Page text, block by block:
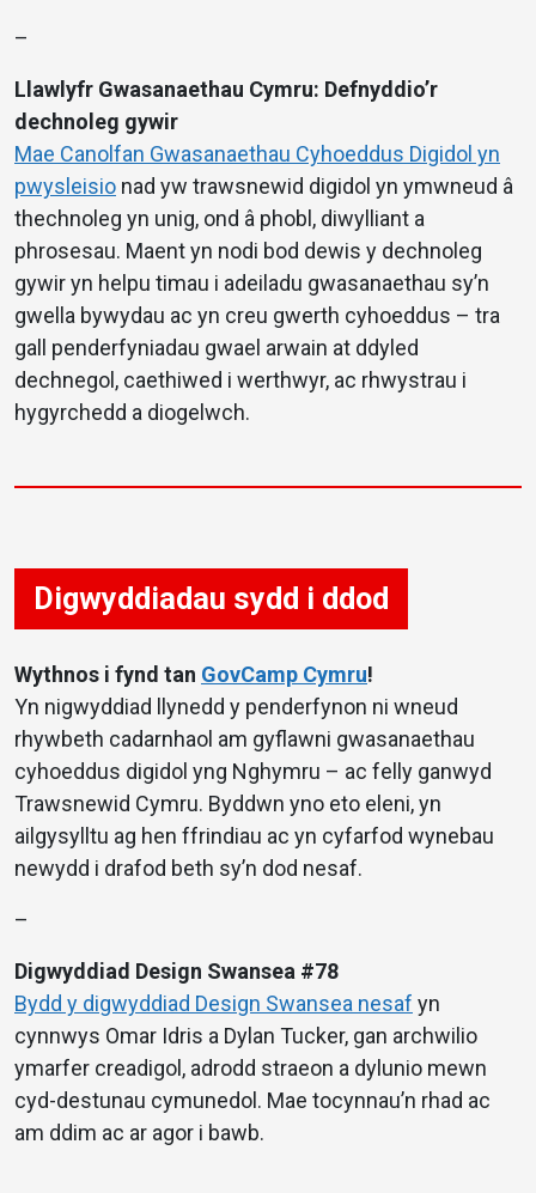
–
Llawlyfr Gwasanaethau Cymru: Defnyddio’r
dechnoleg gywir
Mae Canolfan Gwasanaethau Cyhoeddus Digidol yn
pwysleisio nad yw trawsnewid digidol yn ymwneud â
thechnoleg yn unig, ond â phobl, diwylliant a
phrosesau. Maent yn nodi bod dewis y dechnoleg
gywir yn helpu timau i adeiladu gwasanaethau sy’n
gwella bywydau ac yn creu gwerth cyhoeddus – tra
gall penderfyniadau gwael arwain at ddyled
dechnegol, caethiwed i werthwyr, ac rhwystrau i
hygyrchedd a diogelwch.
Digwyddiadau sydd i ddod
Wythnos i fynd tan GovCamp Cymru!
Yn nigwyddiad llynedd y penderfynon ni wneud
rhywbeth cadarnhaol am gyflawni gwasanaethau
cyhoeddus digidol yng Nghymru – ac felly ganwyd
Trawsnewid Cymru. Byddwn yno eto eleni, yn
ailgysylltu ag hen ffrindiau ac yn cyfarfod wynebau
newydd i drafod beth sy’n dod nesaf.
–
Digwyddiad Design Swansea #78
Bydd y digwyddiad Design Swansea nesaf yn
cynnwys Omar Idris a Dylan Tucker, gan archwilio
ymarfer creadigol, adrodd straeon a dylunio mewn
cyd-destunau cymunedol. Mae tocynnau’n rhad ac
am ddim ac ar agor i bawb.